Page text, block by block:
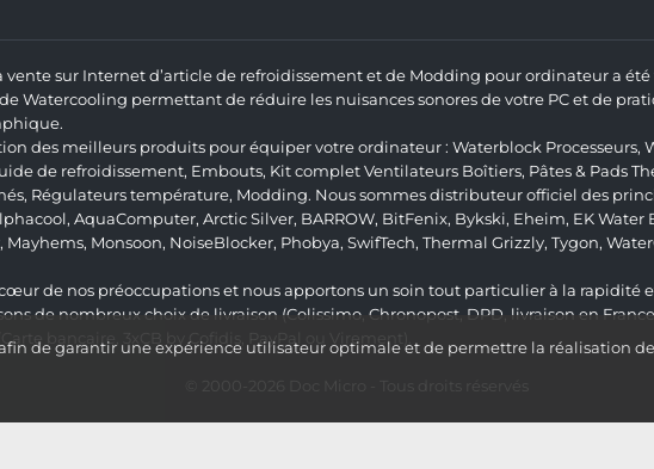
de garantir une expérience utilisateur optimale et de permettre la réalisation
vente sur Internet d’article de refroidissement et de Modding pour ordinateur a
Watercooling permettant de réduire les nuisances sonores de votre PC et de
des meilleurs produits pour équiper votre ordinateur : Waterblock Processeurs,
de refroidissement, Embouts, Kit complet Ventilateurs Boîtiers, Pâtes & Pads
, Régulateurs température, Modding. Nous sommes distributeur officiel des
, AquaComputer, Arctic Silver, BARROW, BitFenix, Bykski, Eheim, EK Water
, Mayhems, Monsoon, NoiseBlocker, Phobya, SwifTech, Thermal Grizzly, Tygon,
de nos préoccupations et nous apportons un soin tout particulier à la rapidité
de nombreux choix de livraison (Colissimo, Chronopost, DPD, livraison en
bancaire, 3xCB by Cofidis, PayPal ou Virement).